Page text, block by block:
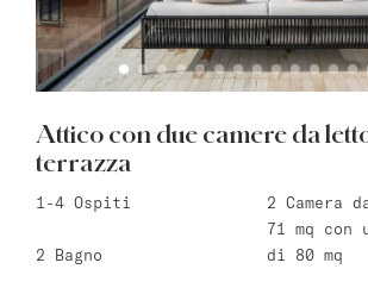
Attico con due camere da
terrazza
1-4 Ospiti 2 Camera
2 Bagno
71 mq con
di 80 mq